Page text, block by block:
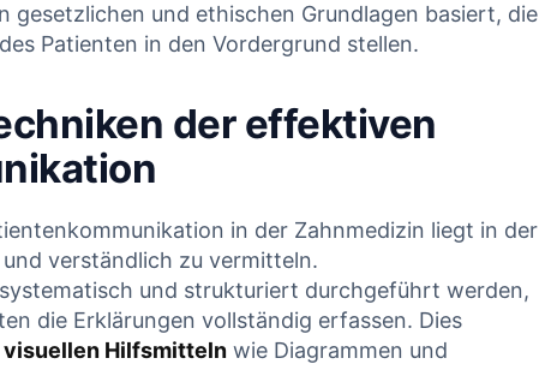
gesetzlichen und ethischen Grundlagen ⁢basiert, die
Patienten in⁤ den‍ Vordergrund stellen.
der effektiven
in der Zahnmedizin liegt ⁤in der⁣
verständlich zu vermitteln.
⁢und strukturiert durchgeführt⁤ werden,
die Erklärungen vollständig erfassen. Dies⁢
visuellen Hilfsmitteln wie Diagrammen und